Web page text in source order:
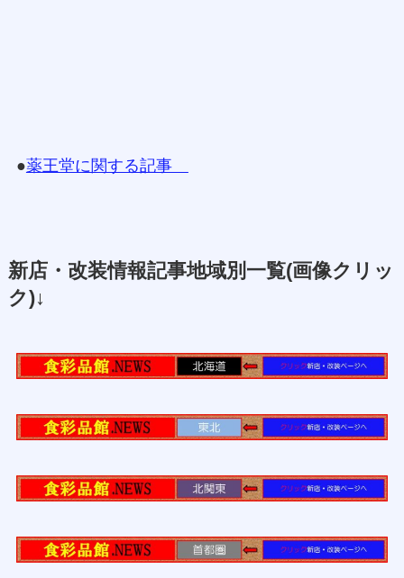
●薬王堂に関する記事
新店・改装情報記事地域別一覧(画像クリッ
ク)↓